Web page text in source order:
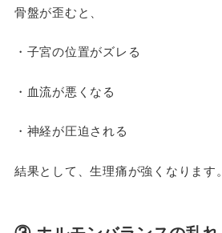
骨盤が歪むと、
・子宮の位置がズレる
・血流が悪くなる
・神経が圧迫される
結果として、生理痛が強くなります。